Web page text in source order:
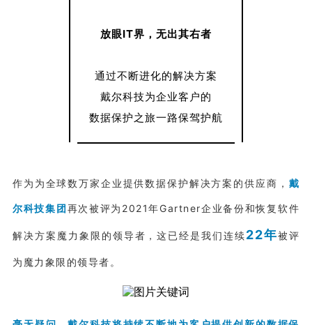
放眼IT界，无出其右者
通过不断进化的解决方案
戴尔科技为企业客户的
数据保护之旅一路保驾护航
作为为全球数万家企业提供数据保护解决方案的供应商， 戴
尔科技集团再次被评为2021年Gartner企业备份和恢复软件
解决方案魔力象限的领导者，这已经是我们连续22年被评
为魔力象限的领导者。